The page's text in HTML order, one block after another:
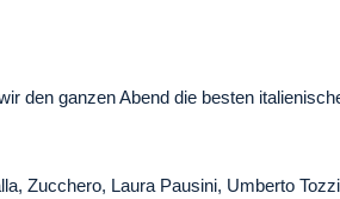
den ganzen Abend die besten
Zucchero, Laura Pausini, Umberto